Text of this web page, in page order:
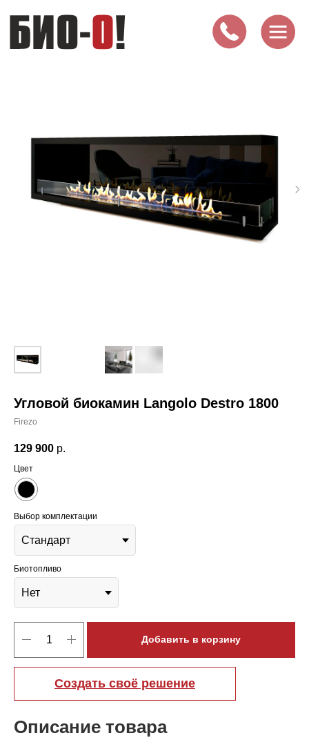
Угловой биокамин Langolo Destro 1800
Firezo
129 900 р.
Цвет
Выбор комплектации
Биотопливо
Добавить в корзину
Создать своё решение
Описание товара